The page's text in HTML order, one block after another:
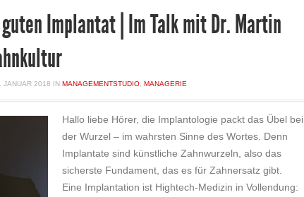
guten Implantat | Im Talk mit Dr. Martin
JANUAR 2018 IN MANAGEMENTSTUDIO MANAGERIE
Hallo liebe Hörer, die Implantologie packt das Übel bei
der Wurzel – im wahrsten Sinne des Wortes. Denn
Implantate sind künstliche Zahnwurzeln, also das
sicherste Fundament, das es für Zahnersatz gibt.
Eine Implantation ist Hightech-Medizin in Vollendung: